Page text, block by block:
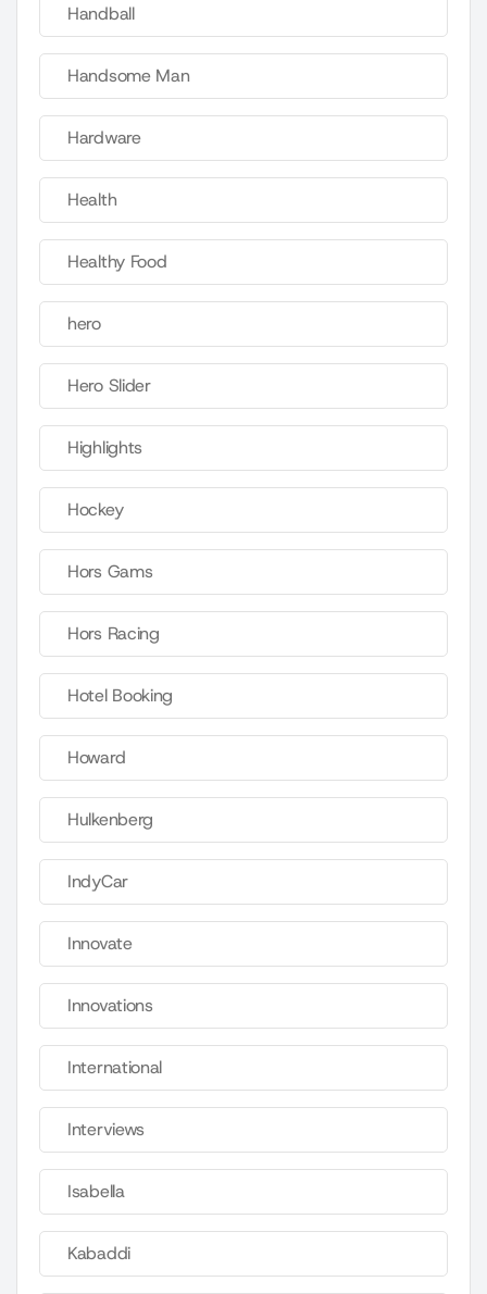
Handball
Handsome Man
Hardware
Health
Healthy Food
hero
Hero Slider
Highlights
Hockey
Hors Gams
Hors Racing
Hotel Booking
Howard
Hulkenberg
IndyCar
Innovate
Innovations
International
Interviews
Isabella
Kabaddi